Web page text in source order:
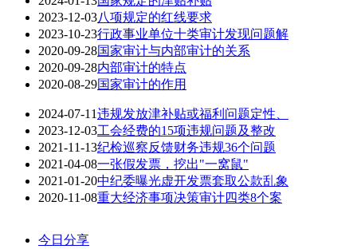
2023-12-03八项规定的红线要求
2023-10-23行政事业单位十类审计发现问题解
2020-09-28国家审计与内部审计的关系
2020-09-28内部审计的特点
2020-08-29国家审计的作用
2024-07-11违规发放津补贴或福利问题定性、
2023-12-03工会经费的15项违规问题及整改
2021-11-13纪检巡察反馈财务违规36个问题
2021-04-08一张假发票，挖出"一窝鼠"
2021-01-20中纪委曝光虚开发票套取公款乱象
2020-11-08重大经济事项决策审计四类8个案
今日分享